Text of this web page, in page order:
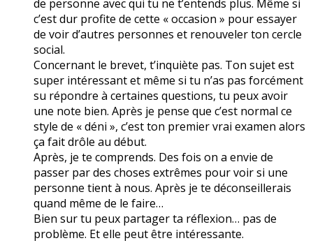
de personne avec qui tu ne t’entends plus. Même si
c’est dur profite de cette « occasion » pour essayer
de voir d’autres personnes et renouveler ton cercle
social.
Concernant le brevet, t’inquiète pas. Ton sujet est
super intéressant et même si tu n’as pas forcément
su répondre à certaines questions, tu peux avoir
une note bien. Après je pense que c’est normal ce
style de « déni », c’est ton premier vrai examen alors
ça fait drôle au début.
Après, je te comprends. Des fois on a envie de
passer par des choses extrêmes pour voir si une
personne tient à nous. Après je te déconseillerais
quand même de le faire…
Bien sur tu peux partager ta réflexion… pas de
problème. Et elle peut être intéressante.